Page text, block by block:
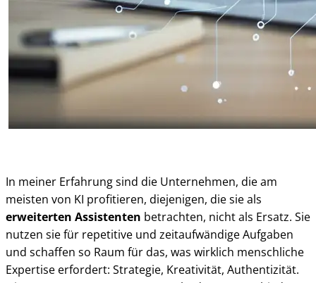
In meiner Erfahrung sind die Unternehmen, die am
meisten von KI profitieren, diejenigen, die sie als
erweiterten Assistenten betrachten, nicht als Ersatz. Sie
nutzen sie für repetitive und zeitaufwändige Aufgaben
und schaffen so Raum für das, was wirklich menschliche
Expertise erfordert: Strategie, Kreativität, Authentizität.